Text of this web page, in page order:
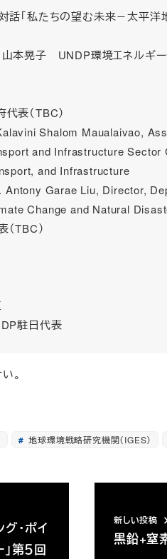
対話「私たちの望む未来－太平
山本晃子 UNDP環境エネルギ
表（TBC）
Kalavini Shalom Maualaivao,
and Infrastructure Sector
and Infrastructure
Antony Garae Liu, Director,
Change and Natural
TBC）
駐日代表
。
地球環境戦略研究機関（IGES）
・ポイ
第５回
新しい投稿
黒鉛+窒